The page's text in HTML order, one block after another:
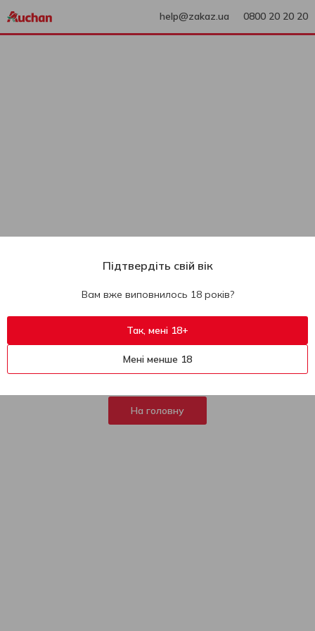
help@zakaz.ua 0800 20 20 20
404
На жаль, ця сторінка не
знайдена
На головну
Підтвердіть свій вік
Вам вже виповнилось 18 років?
Так, мені 18+
Мені менше 18